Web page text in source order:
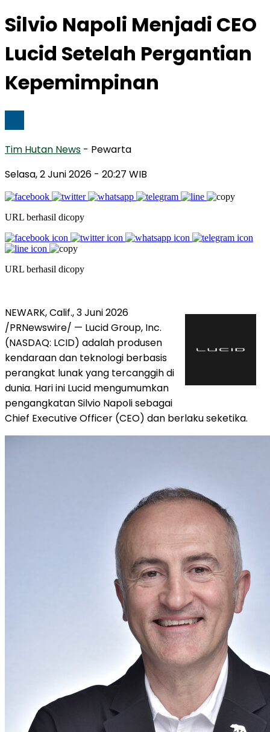
Silvio Napoli Menjadi CEO
Lucid Setelah Pergantian
Kepemimpinan
Tim Hutan News - Pewarta
Selasa, 2 Juni 2026 - 20:27 WIB
URL berhasil dicopy
URL berhasil dicopy
NEWARK, Calif.,3 Juni 2026
/PRNewswire/ — Lucid Group, Inc.
(NASDAQ: LCID) adalah produsen
kendaraan dan teknologi berbasis
perangkat lunak yang tercanggih di
dunia. Hari ini Lucid mengumumkan
pengangkatan Silvio Napoli sebagai
Chief Executive Officer (CEO) dan berlaku seketika.